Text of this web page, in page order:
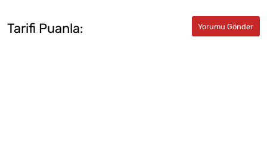
Tarifi Puanla: